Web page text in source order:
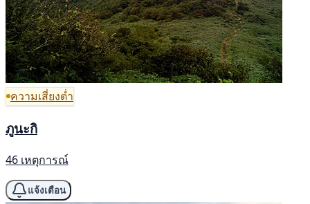
ความเสี่ยงต่ำ
ภูนะกิ
46 เหตุการณ์
แจ้งเตือน